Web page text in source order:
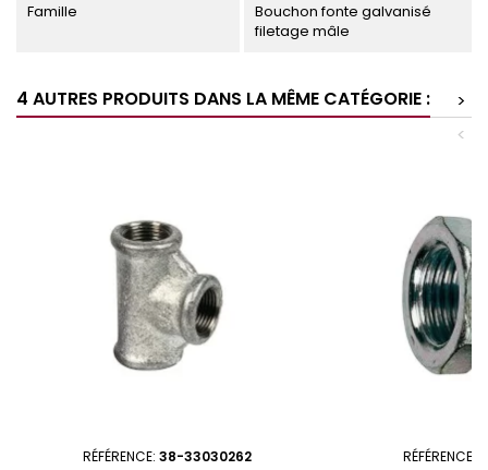
Famille
Bouchon fonte galvanisé
filetage mâle
4 AUTRES PRODUITS DANS LA MÊME CATÉGORIE :
>
<
RÉFÉRENCE: 38-33030262 RÉFÉRENCE: